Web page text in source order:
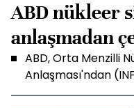
ABD nükleer
anlaşmadan
ABD, Orta Menzilli
Anlaşması'ndan